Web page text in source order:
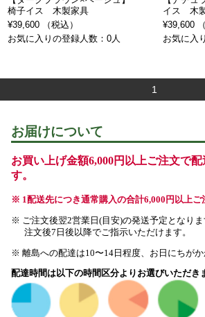
椅子イス 木製家具
¥39,600 （税込）
お気に入りの登録人数：0人
イス 木
¥39,600
お気に入
1